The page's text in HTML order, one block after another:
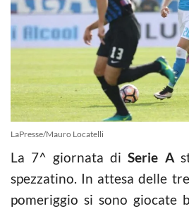
LaPresse/Mauro Locatelli
La 7^ giornata diSerie A
spezzatino. In attesa delle
pomeriggio si sono giocate